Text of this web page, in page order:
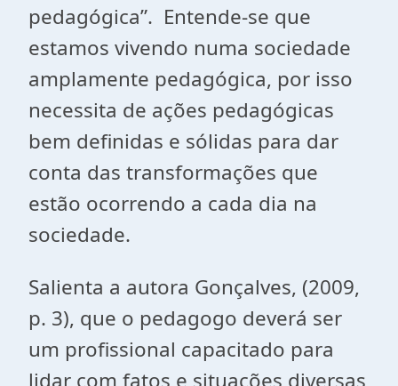
pedagógica”. Entende-se que
estamos vivendo numa sociedade
amplamente pedagógica, por isso
necessita de ações pedagógicas
bem definidas e sólidas para dar
conta das transformações que
estão ocorrendo a cada dia na
sociedade.
Salienta a autora Gonçalves, (2009,
p. 3), que o pedagogo deverá ser
um profissional capacitado para
lidar com fatos e situações diversas